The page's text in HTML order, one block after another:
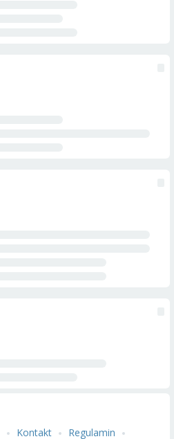
Kontakt Regulamin